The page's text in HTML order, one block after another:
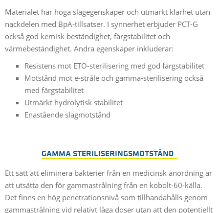
Materialet har höga slagegenskaper och utmärkt klarhet utan
nackdelen med BpA-tillsatser. I synnerhet erbjuder PCT-G
också god kemisk beständighet, färgstabilitet och
värmebeständighet. Andra egenskaper inkluderar:
Resistens mot ETO-sterilisering med god färgstabilitet
Motstånd mot e-stråle och gamma-sterilisering också
med färgstabilitet
Utmärkt hydrolytisk stabilitet
Enastående slagmotstånd
GAMMA STERILISERINGSMOTSTÅND
Ett sätt att eliminera bakterier från en medicinsk anordning är
att utsätta den för gammastrålning från en kobolt-60-källa.
Det finns en hög penetrationsnivå som tillhandahålls genom
gammastrålning vid relativt låga doser utan att den potentiellt